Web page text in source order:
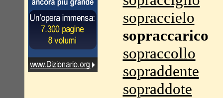
sopraccielo
sopraccarico
sopraccollo
sopraddente
sopraddote